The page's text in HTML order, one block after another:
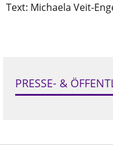
Text: Michaela Veit-
PRESSE- &